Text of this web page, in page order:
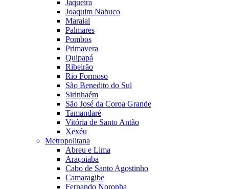
Jaqueira
Joaquim Nabuco
Maraial
Palmares
Pombos
Primavera
Quipapá
Ribeirão
Rio Formoso
São Benedito do Sul
Sirinhaém
São José da Coroa Grande
Tamandaré
Vitória de Santo Antão
Xexéu
Metropolitana
Abreu e Lima
Araçoiaba
Cabo de Santo Agostinho
Camaragibe
Fernando Noronha